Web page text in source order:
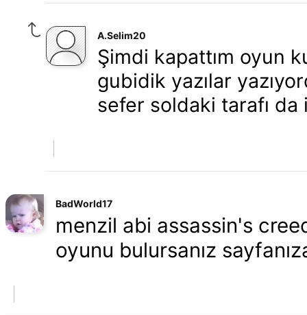
A.Selim20
Şimdi kapattım oyun
gubidik yazılar
sefer soldaki tarafı
BadWorld17
menzil abi assassin's
oyunu bulursanız